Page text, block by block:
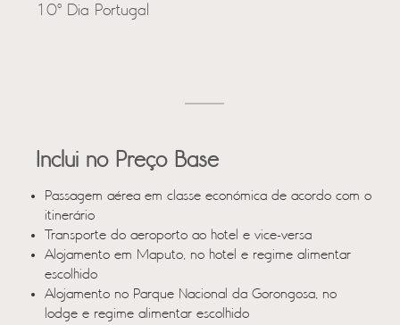
10º Dia Portugal
Inclui no Preço Base
Passagem aérea em classe económica de acordo com o
itinerário
Transporte do aeroporto ao hotel e vice-versa
Alojamento em Maputo, no hotel e regime alimentar
escolhido
Alojamento no Parque Nacional da Gorongosa, no
lodge e regime alimentar escolhido